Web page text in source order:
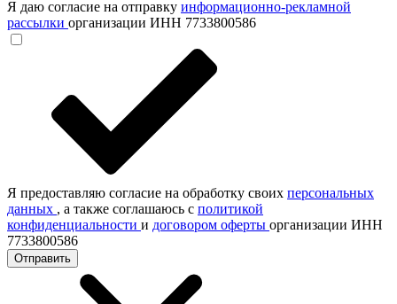
Я даю согласие на отправку информационно-рекламной
рассылки организации ИНН 7733800586
Я предоставляю согласие на обработку своих персональных
данных , а также соглашаюсь с политикой
конфиденциальности и договором оферты организации ИНН
7733800586
Отправить